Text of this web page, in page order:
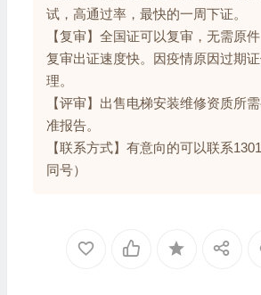
试，高通过率，最快的一周下证。
【复审】全国证可以复审，无需原
复审出证速度快。因疫情原因过期
理。
【评审】出售电梯安装维修资质所
准报告。
【联系方式】有意向的可以联系
同号）